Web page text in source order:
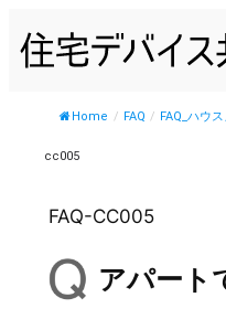
容
Home / FAQ / FAQ_ハウ
cc005
FAQ-CC005
アパート